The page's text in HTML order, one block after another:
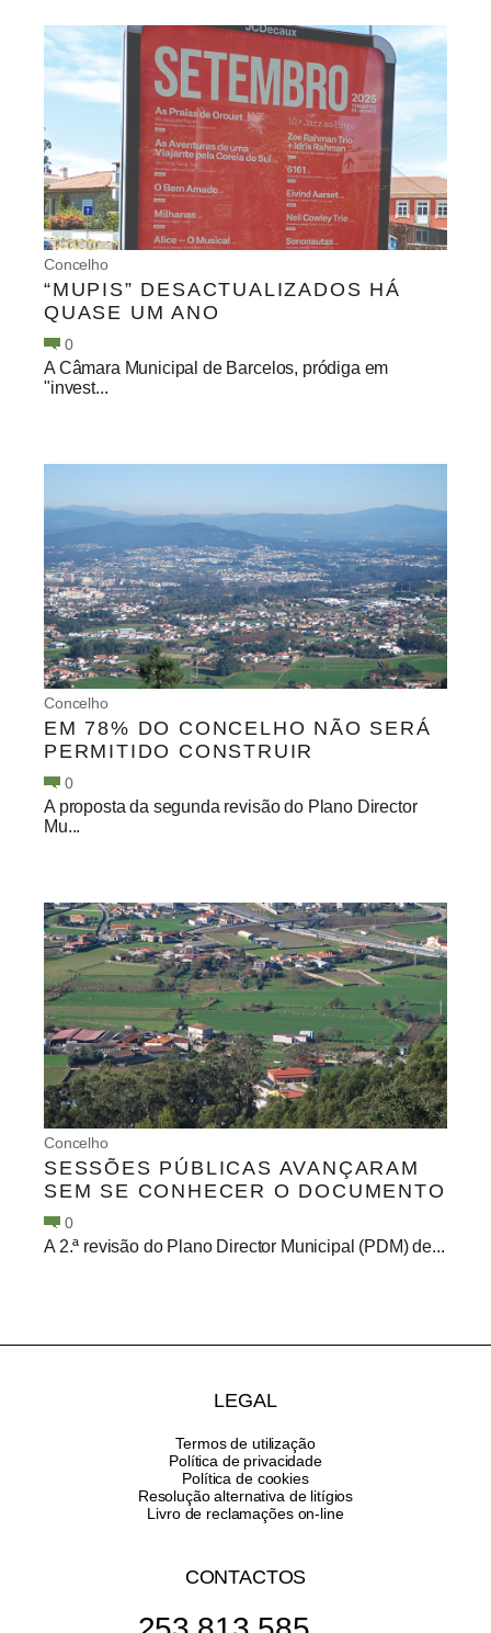
Concelho
“MUPIS” DESACTUALIZADOS HÁ
QUASE UM ANO
0
A Câmara Municipal de Barcelos, pródiga em
"invest...
Concelho
EM 78% DO CONCELHO NÃO SERÁ
PERMITIDO CONSTRUIR
0
A proposta da segunda revisão do Plano Director
Mu...
Concelho
SESSÕES PÚBLICAS AVANÇARAM
SEM SE CONHECER O DOCUMENTO
0
A 2.ª revisão do Plano Director Municipal (PDM) de...
LEGAL
Termos de utilização
Política de privacidade
Política de cookies
Resolução alternativa de litígios
Livro de reclamações on-line
CONTACTOS